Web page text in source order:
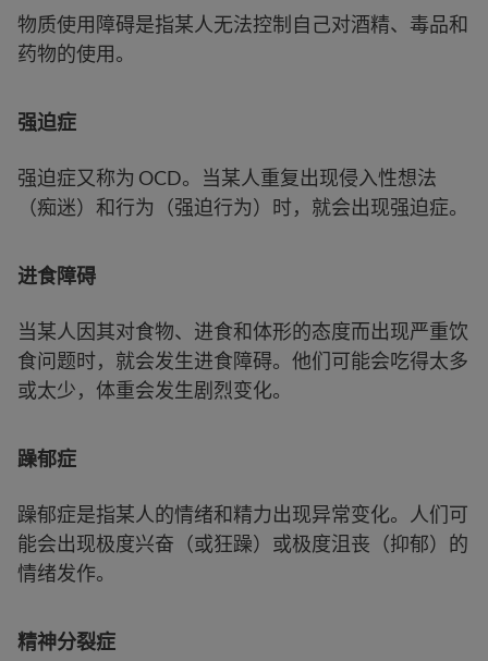
物质使用障碍是指某人无法控制自己对酒精、毒品和
药物的使用。
强迫症
强迫症又称为 OCD。当某人重复出现侵入性想法
（痴迷）和行为（强迫行为）时，就会出现强迫症。
进食障碍
当某人因其对食物、进食和体形的态度而出现严重饮
食问题时，就会发生进食障碍。他们可能会吃得太多
或太少，体重会发生剧烈变化。
躁郁症
躁郁症是指某人的情绪和精力出现异常变化。人们可
能会出现极度兴奋（或狂躁）或极度沮丧（抑郁）的
情绪发作。
精神分裂症